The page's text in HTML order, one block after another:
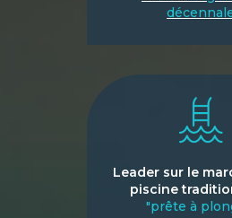
Leader sur le
piscine
"prête à